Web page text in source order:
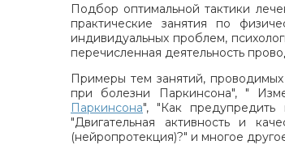
Подбор оптимальной тактики
практические занятия по
индивидуальных проблем,
перечисленная деятельность
Примеры тем занятий,
при болезни Паркинсона", "
Паркинсона", "Как
"Двигательная активность и
(нейропротекция)?" и многое